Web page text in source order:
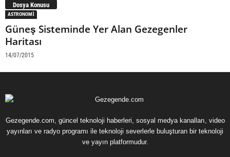
Dosya Konusu
ASTRONOMI
Güneş Sisteminde Yer Alan Gezegenler
Haritası
14/07/2015
Gezegende.com, güncel teknoloji haberleri, sosyal medya kanalları, video
yayınları ve radyo programı ile teknoloji severlerle buluşturan bir teknoloji
ve yayın platformudur.